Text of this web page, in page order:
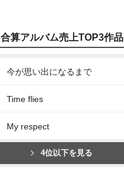
合算アルバム売上TOP3作品
今が思い出になるまで
Time flies
My respect
4位以下を見る